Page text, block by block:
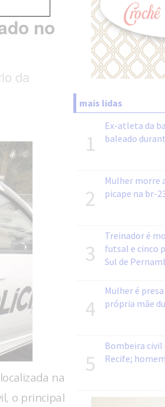
no
da
na
o principal
mais lidas
1
Ex-atleta da
baleado
2
Mulher morre
picape na br-
3
Treinador é
futsal e cinco
Sul de
4
Mulher é
própria mãe
5
Bombeira civil
Recife;